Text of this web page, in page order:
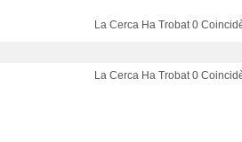
La Cerca Ha Trobat 0
La Cerca Ha Trobat 0